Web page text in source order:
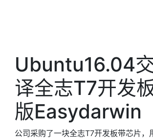
Ubuntu16.04
译全志T7开发
版Easydarwin
公司采购了一块全志T7开发板带芯片，